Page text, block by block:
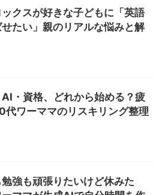
ックスが好きな子どもに「英語
せたい」親のリアルな悩みと解
・資格、どれから始める？疲
代ワーママのリスキリング整理
強も頑張りたいけど休みた